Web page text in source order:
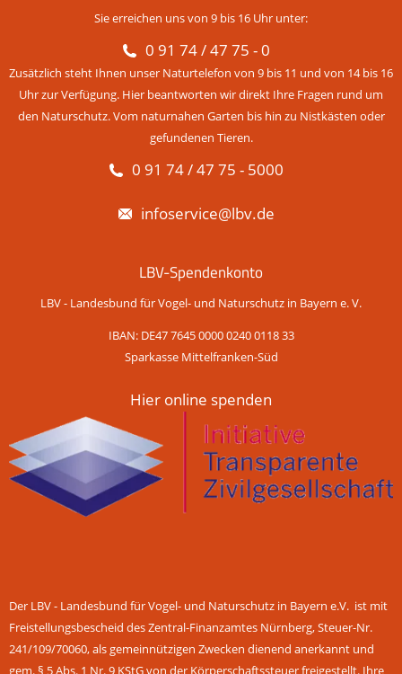
Sie erreichen uns von 9 bis 16 Uhr unter:
0 91 74 / 47 75 - 0
Zusätzlich steht Ihnen unser Naturtelefon von 9 bis 11 und von 14 bis 16
Uhr zur Verfügung. Hier beantworten wir direkt Ihre Fragen rund um
den Naturschutz. Vom naturnahen Garten bis hin zu Nistkästen oder
gefundenen Tieren.
0 91 74 / 47 75 - 5000
infoservice@lbv.de
LBV-Spendenkonto
LBV - Landesbund für Vogel- und Naturschutz in Bayern e. V.
IBAN: DE47 7645 0000 0240 0118 33
Sparkasse Mittelfranken-Süd
Hier online spenden
Der LBV - Landesbund für Vogel- und Naturschutz in Bayern e.V. ist mit
Freistellungsbescheid des Zentral-Finanzamtes Nürnberg, Steuer-Nr.
241/109/70060, als gemeinnützigen Zwecken dienend anerkannt und
gem. § 5 Abs. 1 Nr. 9 KStG von der Körperschaftssteuer freigestellt. Ihre